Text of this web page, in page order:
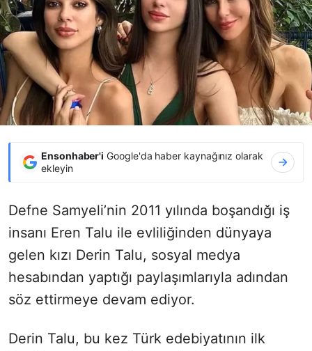
Ensonhaber'i Google'da haber kaynağınız olarak
ekleyin
Defne Samyeli’nin 2011 yılında boşandığı iş
insanı Eren Talu ile evliliğinden dünyaya
gelen kızı Derin Talu, sosyal medya
hesabından yaptığı paylaşımlarıyla adından
söz ettirmeye devam ediyor.
Derin Talu, bu kez Türk edebiyatının ilk